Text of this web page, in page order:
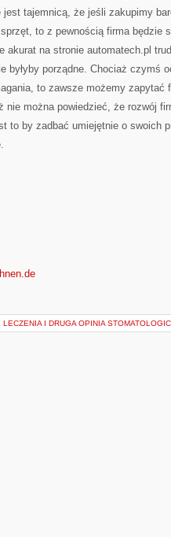
tajemnicą, że jeśli zakupimy
to z pewnością firma będzie
akurat na stronie automatech.pl
byłyby porządne. Chociaż czymś
to zawsze możemy
nie można powiedzieć, że rozwój
to by zadbać umiejętnie o swoich
LECZENIA I DRUGA OPINIA